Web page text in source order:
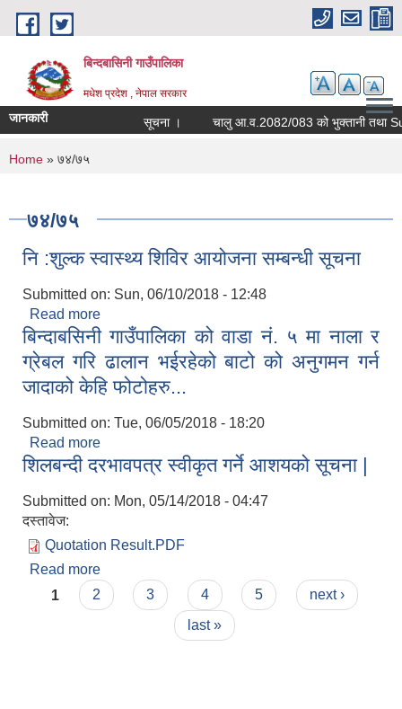
Skip to main content
बिन्दबासिनी गाउँपालिका
मधेश प्रदेश , नेपाल सरकार
जानकारी सूचना ।
You are here
Home » ७४/७५
७४/७५
नि :शुल्क स्वास्थ्य शिविर आयोजना सम्बन्धी सूचना
Submitted on: Sun, 06/10/2018 - 12:48
Read more
बिन्दाबसिनी गाउँपालिका को वाडा नं. ५ मा नाला र
ग्रेबल गरि ढालान भईरहेको बाटो को अनुगमन गर्न
जादाको केहि फोटोहरु...
Submitted on: Tue, 06/05/2018 - 18:20
Read more
ग्रेबल गरि ढालान भईरहेको बाटो को अनुगमन गर्न जादाको
शिलबन्दी दरभावपत्र स्वीकृत गर्ने आशयको सूचना |
Submitted on: Mon, 05/14/2018 - 04:47
दस्तावेज:
Quotation Result.PDF
Read more
Pages
1 2 3 4 5
next ›
last »